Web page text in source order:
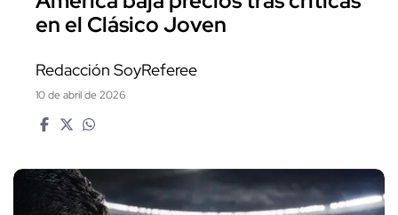
en el Clásico Joven
Redacción SoyReferee
10 de abril de 2026